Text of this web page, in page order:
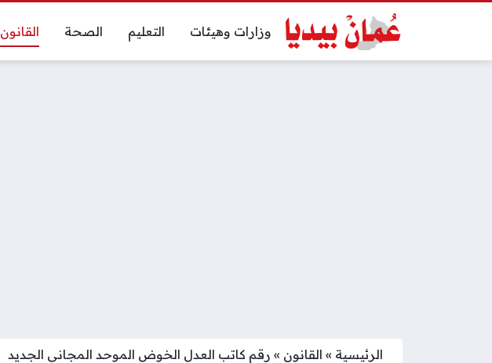
وزارات وهيئات التعليم الصحة القانون
الرئيسية » القانون » رقم كاتب العدل الخوض الموحد المجاني الجديد